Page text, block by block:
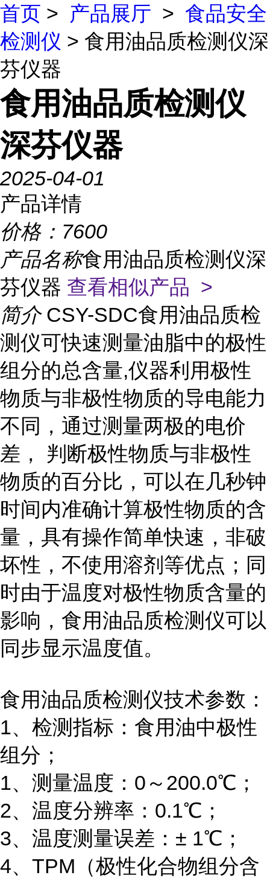
首页 > 产品展厅 > 食品安全
检测仪 > 食用油品质检测仪深
芬仪器
食用油品质检测仪
深芬仪器
2025-04-01
产品详情
价格： 7600
产品名称食用油品质检测仪深
芬仪器 查看相似产品 >
简介 CSY-SDC食用油品质检
测仪可快速测量油脂中的极性
组分的总含量,仪器利用极性
物质与非极性物质的导电能力
不同，通过测量两极的电价
差， 判断极性物质与非极性
物质的百分比，可以在几秒钟
时间内准确计算极性物质的含
量，具有操作简单快速，非破
坏性，不使用溶剂等优点；同
时由于温度对极性物质含量的
影响，食用油品质检测仪可以
同步显示温度值。
食用油品质检测仪技术参数：
1、检测指标：食用油中极性
组分；
1、测量温度：0～200.0℃；
2、温度分辨率：0.1℃；
3、温度测量误差：± 1℃；
4、TPM（极性化合物组分含